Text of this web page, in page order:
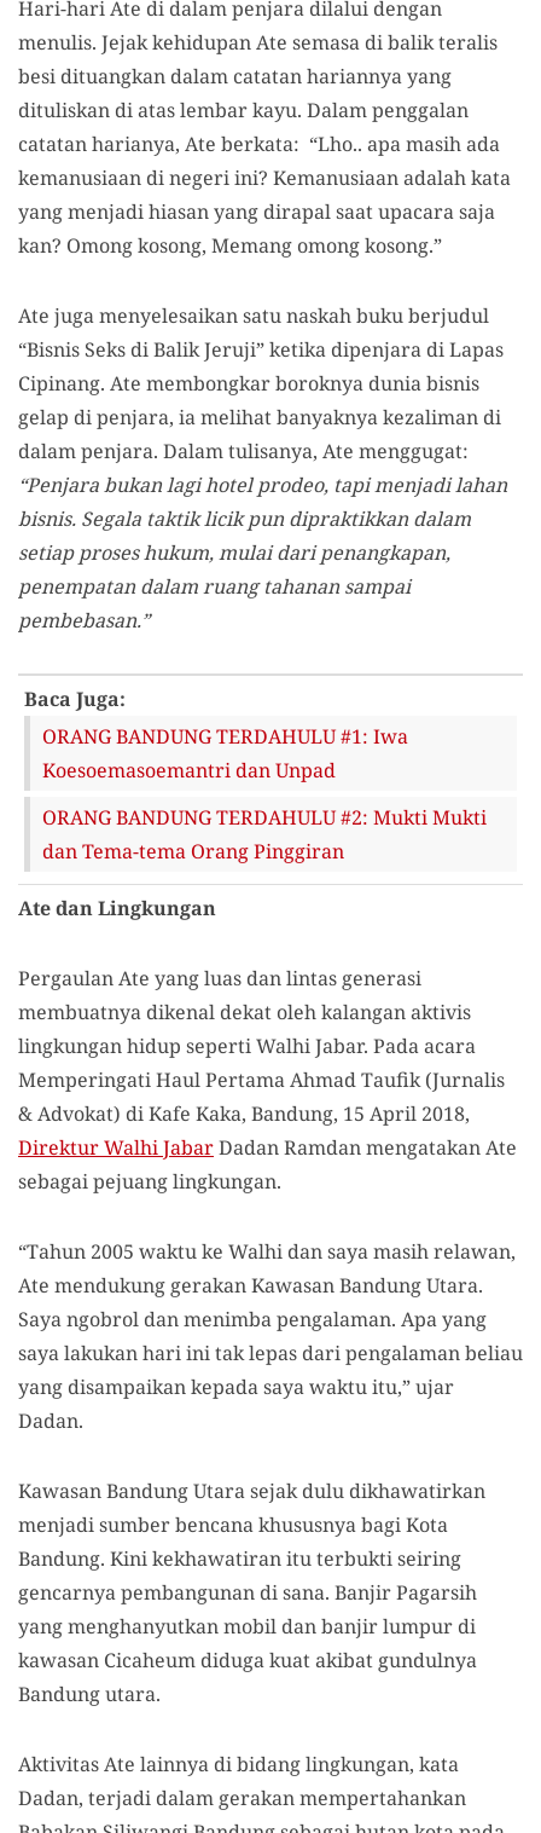
Hari-hari Ate di dalam penjara dilalui dengan
menulis. Jejak kehidupan Ate semasa di balik teralis
besi dituangkan dalam catatan hariannya yang
dituliskan di atas lembar kayu. Dalam penggalan
catatan harianya, Ate berkata: “Lho.. apa masih ada
kemanusiaan di negeri ini? Kemanusiaan adalah kata
yang menjadi hiasan yang dirapal saat upacara saja
kan? Omong kosong, Memang omong kosong.”
Ate juga menyelesaikan satu naskah buku berjudul
“Bisnis Seks di Balik Jeruji” ketika dipenjara di Lapas
Cipinang. Ate membongkar boroknya dunia bisnis
gelap di penjara, ia melihat banyaknya kezaliman di
dalam penjara. Dalam tulisanya, Ate menggugat:
“Penjara bukan lagi hotel prodeo, tapi menjadi lahan
bisnis. Segala taktik licik pun dipraktikkan dalam
setiap proses hukum, mulai dari penangkapan,
penempatan dalam ruang tahanan sampai
pembebasan.”
Baca Juga:
ORANG BANDUNG TERDAHULU #1: Iwa
Koesoemasoemantri dan Unpad
ORANG BANDUNG TERDAHULU #2: Mukti Mukti
dan Tema-tema Orang Pinggiran
Ate dan Lingkungan
Pergaulan Ate yang luas dan lintas generasi
membuatnya dikenal dekat oleh kalangan aktivis
lingkungan hidup seperti Walhi Jabar. Pada acara
Memperingati Haul Pertama Ahmad Taufik (Jurnalis
& Advokat) di Kafe Kaka, Bandung, 15 April 2018,
Direktur Walhi JabarDadan Ramdan mengatakan Ate
sebagai pejuang lingkungan.
“Tahun 2005 waktu ke Walhi dan saya masih relawan,
Ate mendukung gerakan Kawasan Bandung Utara.
Saya ngobrol dan menimba pengalaman. Apa yang
saya lakukan hari ini tak lepas dari pengalaman beliau
yang disampaikan kepada saya waktu itu,” ujar
Dadan.
Kawasan Bandung Utara sejak dulu dikhawatirkan
menjadi sumber bencana khususnya bagi Kota
Bandung. Kini kekhawatiran itu terbukti seiring
gencarnya pembangunan di sana. Banjir Pagarsih
yang menghanyutkan mobil dan banjir lumpur di
kawasan Cicaheum diduga kuat akibat gundulnya
Bandung utara.
Aktivitas Ate lainnya di bidang lingkungan, kata
Dadan, terjadi dalam gerakan mempertahankan